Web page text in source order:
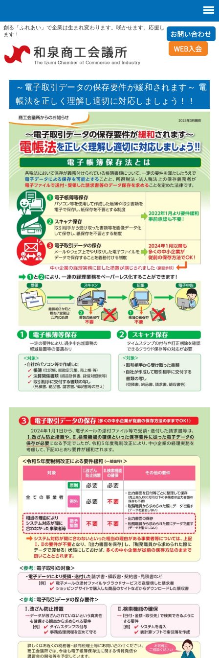
創る「ふれあい」で企業は生まれ変わります。咲かせます。応援し
ます！
～電子取引データの保存要件が緩和されます～ 電
帳法を正しく理解し適切に対応しましょう！！